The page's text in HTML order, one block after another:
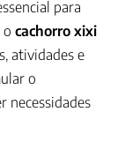
para
o cachorro xixi
atividades e
o
necessidades